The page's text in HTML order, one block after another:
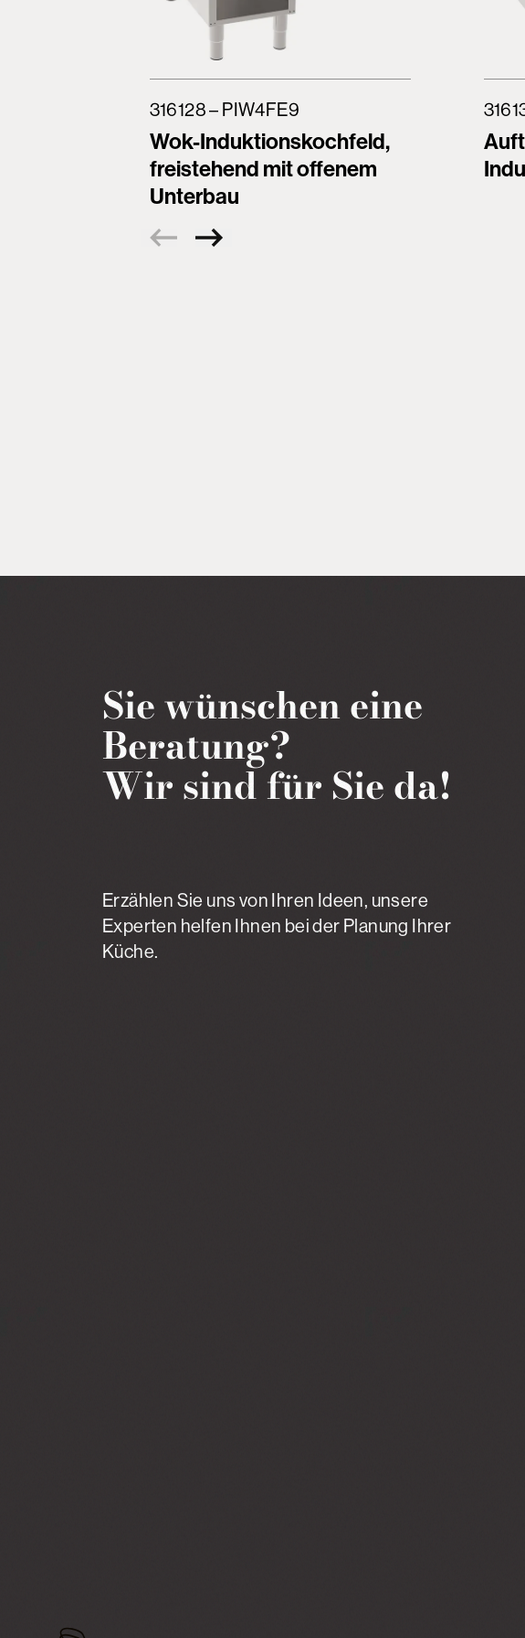
Wok-Induktionskochfeld,
freistehend mit offenem
Unterbau
316128 – PIW4FE9
Sie wünschen eine
Beratung?
Wir sind für Sie da!
Erzählen Sie uns von Ihren Ideen, unsere
Experten helfen Ihnen bei der Planung Ihrer
Küche.